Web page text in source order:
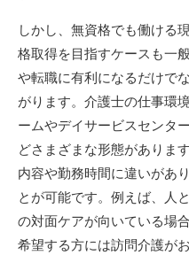
しかし、無資格でも働ける
格取得を目指すケースも一
や転職に有利になるだけで
がります。介護士の仕事環
ームやデイサービスセンタ
どさまざまな形態がありま
内容や勤務時間に違いがあ
とが可能です。例えば、人
の対面ケアが向いている場
希望する方には訪問介護が